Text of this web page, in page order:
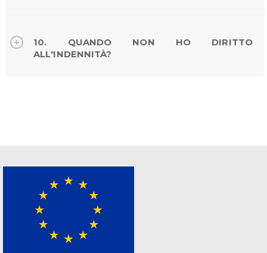
10. QUANDO NON HO DIRITTO
ALL'INDENNITÀ?